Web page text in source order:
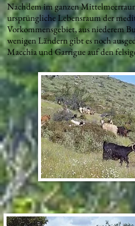
Nachdem im ganzen
ursprüngliche Lebensraum der
Vorkommensgebiet, aus niederem
wenigen Ländern gibt es noch
Macchia und Garrigue auf den